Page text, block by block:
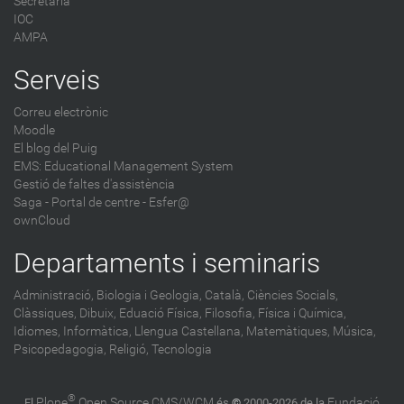
IOC
AMPA
Serveis
Correu electrònic
Moodle
El blog del Puig
EMS: Educational Management System
Gestió de faltes d'assistència
Saga - Portal de centre - Esfer@
ownCloud
Departaments i seminaris
Administració, Biologia i Geologia, Català, Ciències Socials,
Clàssiques, Dibuix, Eduació Física, Filosofia, Física i Química,
Idiomes, Informàtica, Llengua Castellana, Matemàtiques, Música,
Psicopedagogia, Religió, Tecnologia
®